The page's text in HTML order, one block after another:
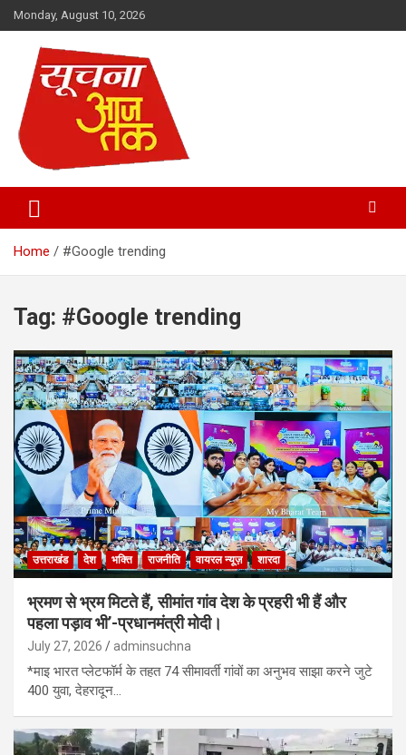
Skip
to
content
Monday, August 10, 2026
Suchna Aaj Tak
Home #Google trending
Tag: #Google trending
उत्तराखंड देश भक्ति राजनीति वायरल न्यूज़ शारदा
भ्रमण से भ्रम मिटते हैं, सीमांत गांव देश के प्रहरी भी हैं और
पहला पड़ाव भी’-प्रधानमंत्री मोदी।
July 27, 2026 adminsuchna
*माइ भारत प्लेटफॉर्म के तहत 74 सीमावर्ती गांवों का अनुभव साझा करने जुटे
400 युवा, देहरादून…